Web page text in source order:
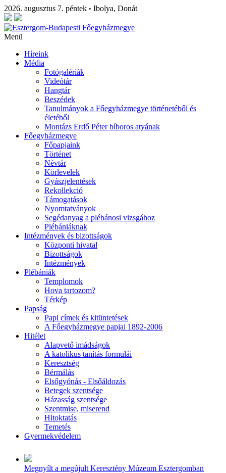
2026. augusztus 7. péntek • Ibolya, Donát
Menü
Híreink
Média
Fotógalériák
Videótár
Hangtár
Beszédek
Tanulmányok a Főegyházmegye történetéből és
életéből
Montázs Erdő Péter bíboros atyának
Főegyházmegye
Főpapjaink
Történet
Névtár
Körlevelek
Gyászjelentések
Rekollekció
Támogatások
Nyomtatványok
Segédanyag a plébánosi vizsgához
Plébániáknak
Intézmények és bizottságok
Központi hivatal
Bizottságok
Intézmények
Plébániák
Templomok
Hova tartozom?
Térkép
Papság
Papi címek és kitüntetések
A Főegyházmegye papjai 1892-2006
Hitélet
Alapvető imádságok
A katolikus tanítás formulái
Keresztség
Bérmálás
Elsőgyónás - Elsőáldozás
Betegek szentsége
Házasság szentsége
Szentmise, miserend
Hitoktatás
Temetés
Gyermekvédelem
Megnyílt a megújult Keresztény Múzeum Esztergomban